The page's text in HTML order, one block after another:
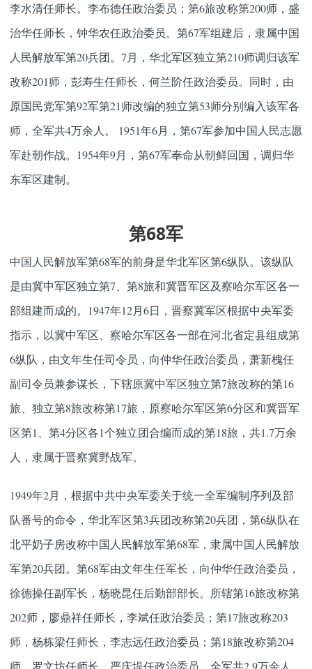
李水清任师长。李布德任政治委员；第6旅改称第200师，盛
治华任师长，钟华农任政治委员。第67军组建后，隶属中国
人民解放军第20兵团。7月，华北军区独立第210师调归该军
改称201师，彭寿生任师长，何兰阶任政治委员。同时，由
原国民党军第92军第21师改编的独立第53师分别编入该军各
师，全军共4万余人。 1951年6月，第67军参加中国人民志愿
军赴朝作战。1954年9月，第67军奉命从朝鲜回国，调归华
东军区建制。
第68军
中国人民解放军第68军的前身是华北军区第6纵队。该纵队
是由冀中军区独立第7、第8旅和冀晋军区及察哈尔军区各一
部组建而成的。1947年12月6日，晋察冀军区根据中央军委
指示，以冀中军区、察哈尔军区各一部在河北省定县组成第
6纵队，由文年生任司令员，向仲华任政治委员，萧新槐任
副司令员兼参谋长，下辖原冀中军区独立第7旅改称的第16
旅、独立第8旅改称第17旅，原察哈尔军区第6分区和冀晋军
区第1、第4分区各1个独立团合编而成的第18旅，共1.7万余
人，隶属于晋察冀野战军。
1949年2月，根据中共中央军委关于统一全军编制序列及部
队番号的命令，华北军区第3兵团改称第20兵团，第6纵队在
北平奶子房改称中国人民解放军第68军，隶属中国人民解放
军第20兵团。第68军由文年生任军长，向仲华任政治委员，
徐德操任副军长，杨晓昆任后勤部部长。所辖第16旅改称第
202师，廖鼎祥任师长，李斌任政治委员；第17旅改称203
师，杨栋梁任师长，李志远任政治委员；第18旅改称第204
师，罗文坊任师长，严庆堤任政治委员。全军共2.9万余人。